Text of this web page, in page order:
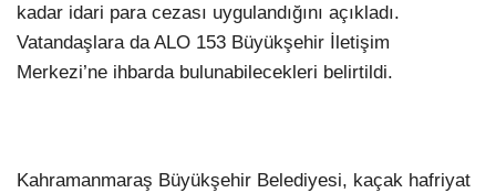
kadar idari para cezası uygulandığını açıkladı.
Vatandaşlara da ALO 153 Büyükşehir İletişim
Merkezi’ne ihbarda bulunabilecekleri belirtildi.
Kahramanmaraş Büyükşehir Belediyesi, kaçak hafriyat